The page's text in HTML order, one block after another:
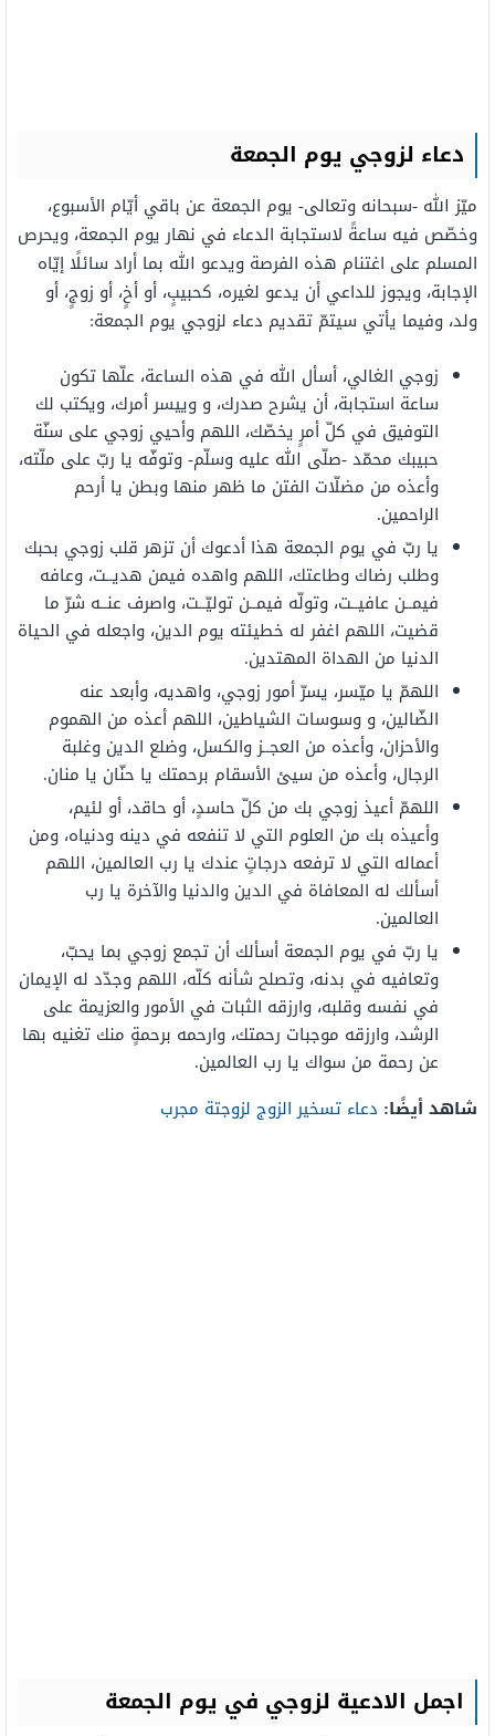
دعاء لزوجي يوم الجمعة
ميّز الله -سبحانه وتعالى- يوم الجمعة عن باقي أيّام الأسبوع،
وخصّص فيه ساعةً لاستجابة الدعاء في نهار يوم الجمعة، ويحرص
المسلم على اغتنام هذه الفرصة ويدعو الله بما أراد سائلًا إيّاه
الإجابة، ويجوز للداعي أن يدعو لغيره، كحبيبٍ، أو أخٍ، أو زوجٍ، أو
ولد، وفيما يأتي سيتمّ تقديم دعاء لزوجي يوم الجمعة:
زوجي الغالي، أسأل الله في هذه الساعة، علّها تكون
ساعة استجابة، أن يشرح صدرك، و وييسر أمرك، ويكتب لك
التوفيق في كلّ أمرٍ يخصّك، اللهم وأحيي زوجي على سنّة
حبيبك محمّد -صلّى الله عليه وسلّم- وتوفّه يا ربّ على ملّته،
وأعذه من مضلّات الفتن ما ظهر منها وبطن يا أرحم
الراحمين.
يا ربّ في يوم الجمعة هذا أدعوك أن تزهر قلب زوجي بحبك
وطلب رضاك وطاعتك، اللهم واهده فيمن هديــت، وعافه
فيمــن عافيــت، وتولّه فيمــن توليّــت، واصرف عنــه شرّ ما
قضيت، اللهم اغفر له خطيئته يوم الدين، واجعله في الحياة
الدنيا من الهداة المهتدين.
اللهمّ يا ميّسر، يسرّ أمور زوجي، واهديه، وأبعد عنه
الضّالين، و وسوسات الشياطين، اللهم أعذه من الهموم
والأحزان، وأعذه من العجــز والكسل، وضلع الدين وغلبة
الرجال، وأعذه من سيئ الأسقام برحمتك يا حنّان يا منان.
اللهمّ أعيذ زوجي بك من كلّ حاسدٍ، أو حاقد، أو لئيم،
وأعيذه بك من العلوم التي لا تنفعه في دينه ودنياه، ومن
أعماله التي لا ترفعه درجاتٍ عندك يا رب العالمين، اللهم
أسألك له المعافاة في الدين والدنيا والآخرة يا رب
العالمين.
يا ربّ في يوم الجمعة أسألك أن تجمع زوجي بما يحبّ،
وتعافيه في بدنه، وتصلح شأنه كلّه، اللهم وجدّد له الإيمان
في نفسه وقلبه، وارزقه الثبات في الأمور والعزيمة على
الرشد، وارزقه موجبات رحمتك، وارحمه برحمةٍ منك تغنيه بها
عن رحمة من سواك يا رب العالمين.
شاهد أيضًا: دعاء تسخير الزوج لزوجتة مجرب
اجمل الادعية لزوجي في يوم الجمعة